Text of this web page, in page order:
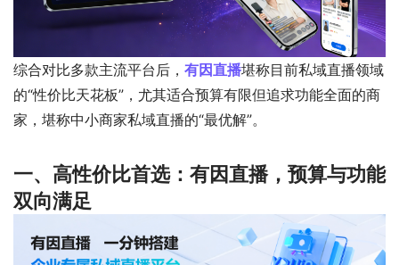
综合对比多款主流平台后， 有因直播堪称目前私域直播领域
的“性价比天花板”，尤其适合预算有限但追求功能全面的商
家，堪称中小商家私域直播的“最优解”。
一、高性价比首选：有因直播，预算与功能
双向满足